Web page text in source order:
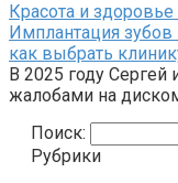
Красота и здоровье
Имплантация
как выбрать
В 2025 году
жалобами на
Поиск:
Рубрики